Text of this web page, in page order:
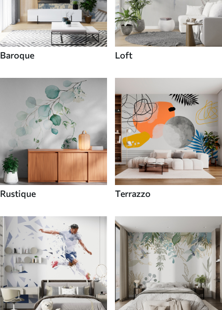
Baroque Loft
Rustique Terrazzo